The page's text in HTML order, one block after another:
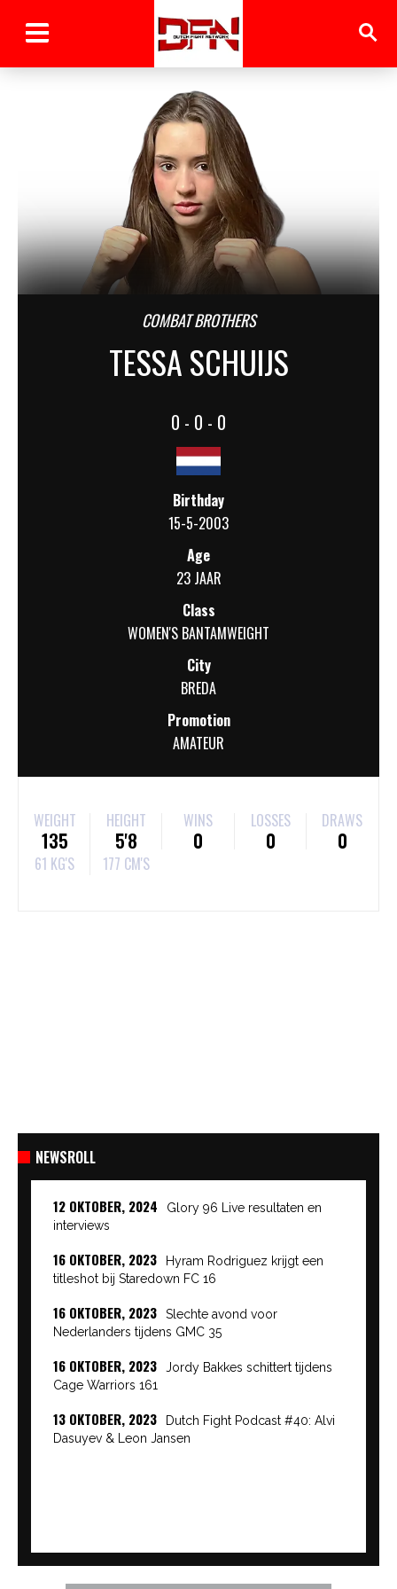
COMBAT BROTHERS
TESSA SCHUIJS
0 - 0 - 0
Birthday
15-5-2003
Age
23 JAAR
Class
WOMEN'S BANTAMWEIGHT
City
BREDA
Promotion
AMATEUR
WEIGHT
135
61 KG'S
HEIGHT
5'8
177 CM'S
WINS
0
LOSSES
0
DRAWS
0
NEWSROLL
12 OKTOBER, 2024
Glory 96 Live resultaten en
interviews
16 OKTOBER, 2023
Hyram Rodriguez krijgt een
titleshot bij Staredown FC 16
16 OKTOBER, 2023
Slechte avond voor
Nederlanders tijdens GMC 35
16 OKTOBER, 2023
Jordy Bakkes schittert tijdens
Cage Warriors 161
13 OKTOBER, 2023
Dutch Fight Podcast #40: Alvi
Dasuyev & Leon Jansen